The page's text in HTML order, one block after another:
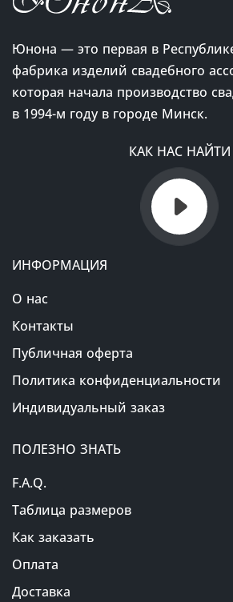
Юнона — это первая в
фабрика изделий свадебного
которая начала производство
в 1994-м году в городе Минск.
КАК НАС НАЙТИ
ИНФОРМАЦИЯ
О нас
Контакты
Публичная оферта
Политика конфиденциальности
Индивидуальный заказ
ПОЛЕЗНО ЗНАТЬ
F.A.Q.
Таблица размеров
Как заказать
Оплата
Доставка